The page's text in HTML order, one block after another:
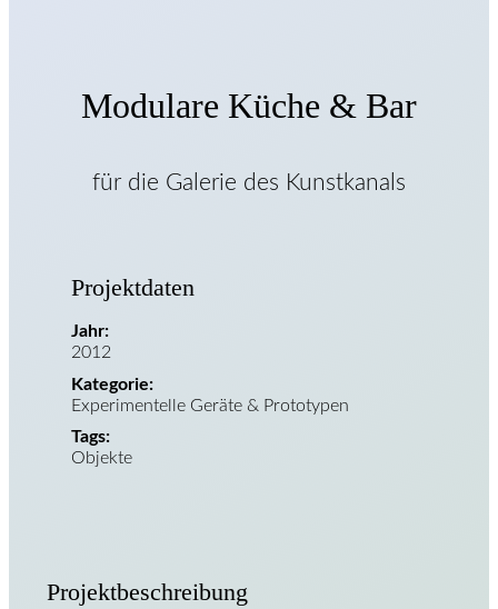
Modulare Küche & Bar
für die Galerie des Kunstkanals
Projektbeschreibung
Projektdaten
Jahr:
2012
Kategorie:
Experimentelle Geräte & Prototypen
Tags:
Objekte